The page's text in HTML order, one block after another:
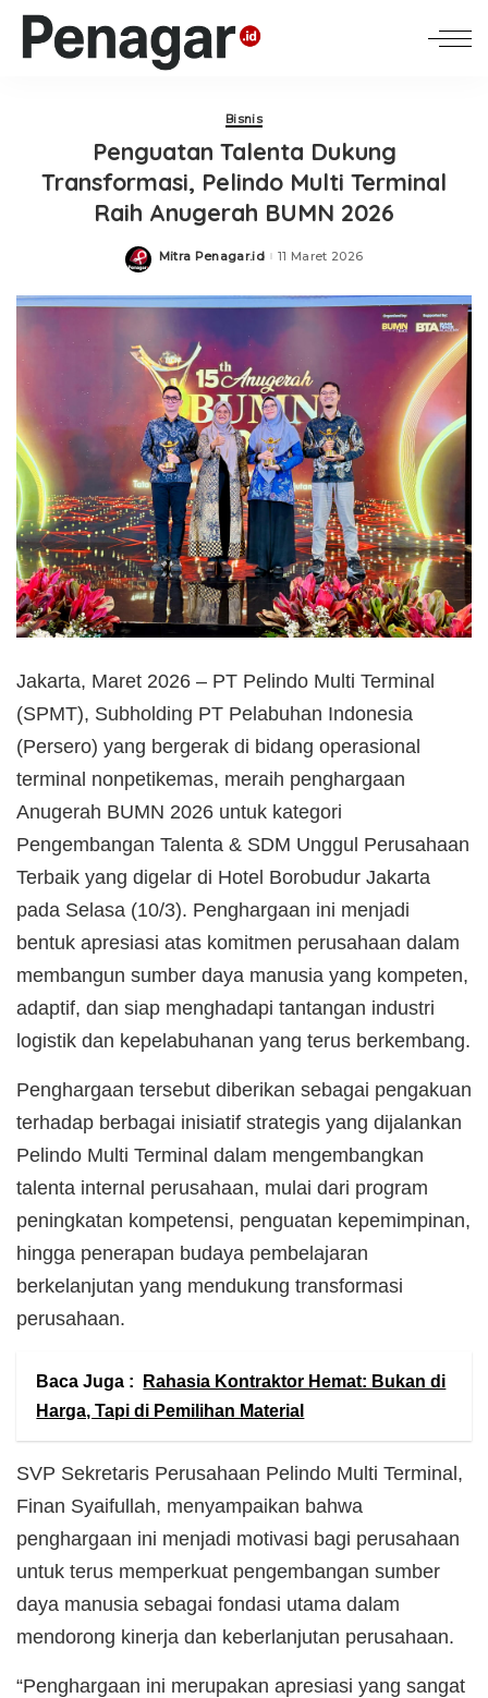
Bisnis
Penguatan Talenta Dukung
Transformasi, Pelindo Multi Terminal
Raih Anugerah BUMN 2026
Posted
Mitra Penagar.id 11 Maret 2026
Jakarta, Maret 2026 – PT Pelindo Multi Terminal
(SPMT), Subholding PT Pelabuhan Indonesia
(Persero) yang bergerak di bidang operasional
terminal nonpetikemas, meraih penghargaan
Anugerah BUMN 2026 untuk kategori
Pengembangan Talenta & SDM Unggul Perusahaan
Terbaik yang digelar di Hotel Borobudur Jakarta
pada Selasa (10/3). Penghargaan ini menjadi
bentuk apresiasi atas komitmen perusahaan dalam
membangun sumber daya manusia yang kompeten,
adaptif, dan siap menghadapi tantangan industri
logistik dan kepelabuhanan yang terus berkembang.
Penghargaan tersebut diberikan sebagai pengakuan
terhadap berbagai inisiatif strategis yang dijalankan
Pelindo Multi Terminal dalam mengembangkan
talenta internal perusahaan, mulai dari program
peningkatan kompetensi, penguatan kepemimpinan,
hingga penerapan budaya pembelajaran
berkelanjutan yang mendukung transformasi
perusahaan.
Baca Juga :
Rahasia Kontraktor Hemat: Bukan di
Harga, Tapi di Pemilihan Material
SVP Sekretaris Perusahaan Pelindo Multi Terminal,
Finan Syaifullah, menyampaikan bahwa
penghargaan ini menjadi motivasi bagi perusahaan
untuk terus memperkuat pengembangan sumber
daya manusia sebagai fondasi utama dalam
mendorong kinerja dan keberlanjutan perusahaan.
“Penghargaan ini merupakan apresiasi yang sangat